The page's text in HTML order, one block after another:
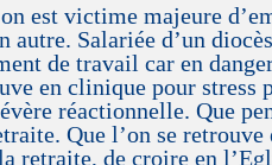
est victime majeure
autre. Salariée d’un
de travail car en
en clinique pour
réactionnelle. Que
Que l’on se
retraite, de croire en